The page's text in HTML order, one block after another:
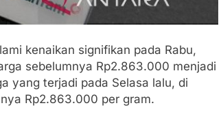
kenaikan signifikan pada Rabu,
sebelumnya Rp2.863.000 menjadi
yang terjadi pada Selasa lalu, di
Rp2.863.000 per gram.